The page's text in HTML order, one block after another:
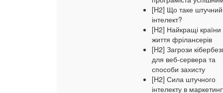
[H2] Що таке штучний
інтелект?
[H2] Найкращі
життя фрілансерів
[H2] Загрози
для веб-сервера та
способи захисту
[H2] Сила штучного
інтелекту в